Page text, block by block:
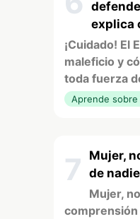
explica
¡Cuidado! El
maleficio y
toda fuerza
Aprende
7
Mujer,
de
Mujer,
comprensión